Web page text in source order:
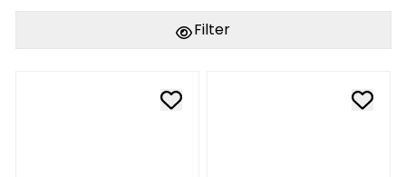
Filter